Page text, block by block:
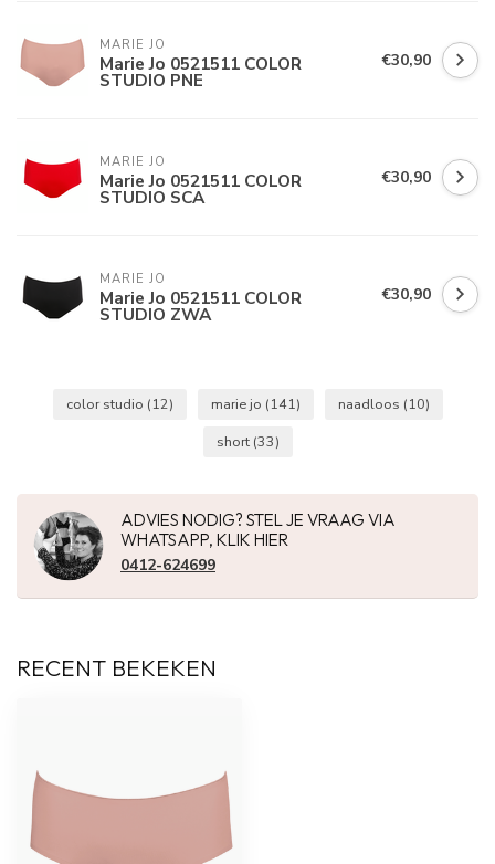
MARIE JO
Marie Jo 0521511 COLOR
STUDIO PNE
€30,90
MARIE JO
Marie Jo 0521511 COLOR
STUDIO SCA
€30,90
MARIE JO
Marie Jo 0521511 COLOR
STUDIO ZWA
€30,90
color studio (12) marie jo (141) naadloos (10)
short (33)
ADVIES NODIG? STEL JE VRAAG VIA
WHATSAPP, KLIK HIER
0412-624699
RECENT BEKEKEN